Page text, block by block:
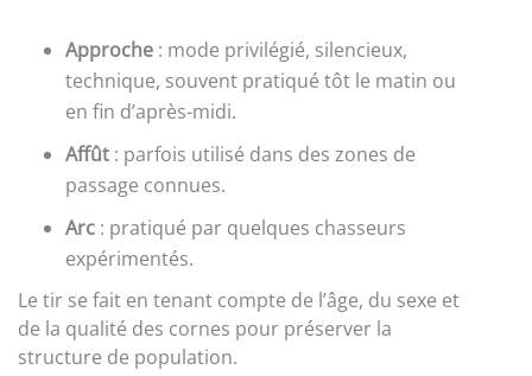
Approche : mode privilégié, silencieux,
technique, souvent pratiqué tôt le matin ou
en fin d’après-midi.
Affût : parfois utilisé dans des zones de
passage connues.
Arc : pratiqué par quelques chasseurs
expérimentés.
Le tir se fait en tenant compte de l’âge, du sexe et
de la qualité des cornes pour préserver la
structure de population.